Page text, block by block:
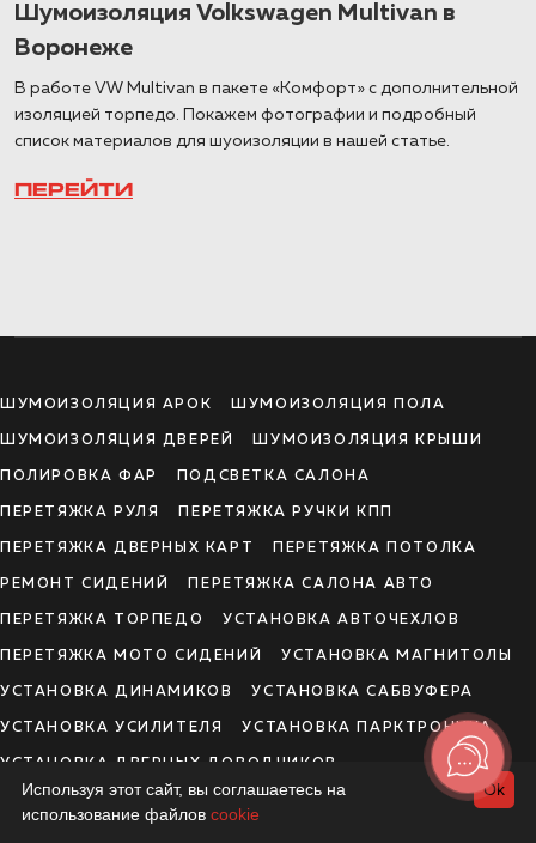
Шумоизоляция Volkswagen Multivan в
Воронеже
В работе VW Multivan в пакете «Комфорт» с дополнительной
изоляцией торпедо. Покажем фотографии и подробный
список материалов для шуоизоляции в нашей статье.
ПЕРЕЙТИ
ШУМОИЗОЛЯЦИЯ АРОК ШУМОИЗОЛЯЦИЯ ПОЛА
ШУМОИЗОЛЯЦИЯ ДВЕРЕЙ ШУМОИЗОЛЯЦИЯ КРЫШИ
ПОЛИРОВКА ФАР ПОДСВЕТКА САЛОНА
ПЕРЕТЯЖКА РУЛЯ ПЕРЕТЯЖКА РУЧКИ КПП
ПЕРЕТЯЖКА ДВЕРНЫХ КАРТ ПЕРЕТЯЖКА ПОТОЛКА
РЕМОНТ СИДЕНИЙ ПЕРЕТЯЖКА САЛОНА АВТО
ПЕРЕТЯЖКА ТОРПЕДО УСТАНОВКА АВТОЧЕХЛОВ
ПЕРЕТЯЖКА МОТО СИДЕНИЙ УСТАНОВКА МАГНИТОЛЫ
УСТАНОВКА ДИНАМИКОВ УСТАНОВКА САБВУФЕРА
УСТАНОВКА УСИЛИТЕЛЯ УСТАНОВКА ПАРКТРОНИКА
УСТАНОВКА ДВЕРНЫХ ДОВОДЧИКОВ
УСТАНОВКА КАМЕРЫ ЗАДНЕГО ВИДА
Ok
Используя этот сайт, вы соглашаетесь на
использование файлов cookie